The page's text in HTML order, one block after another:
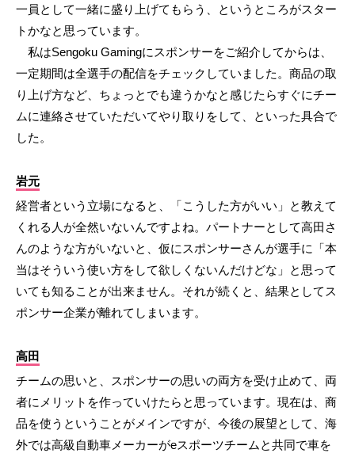
一員として一緒に盛り上げてもらう、というところがスター
トかなと思っています。
私はSengoku Gamingにスポンサーをご紹介してからは、
一定期間は全選手の配信をチェックしていました。商品の取
り上げ方など、ちょっとでも違うかなと感じたらすぐにチー
ムに連絡させていただいてやり取りをして、といった具合で
した。
岩元
経営者という立場になると、「こうした方がいい」と教えて
くれる人が全然いないんですよね。パートナーとして高田さ
んのような方がいないと、仮にスポンサーさんが選手に「本
当はそういう使い方をして欲しくないんだけどな」と思って
いても知ることが出来ません。それが続くと、結果としてス
ポンサー企業が離れてしまいます。
高田
チームの思いと、スポンサーの思いの両方を受け止めて、両
者にメリットを作っていけたらと思っています。現在は、商
品を使うということがメインですが、今後の展望として、海
外では高級自動車メーカーがeスポーツチームと共同で車を